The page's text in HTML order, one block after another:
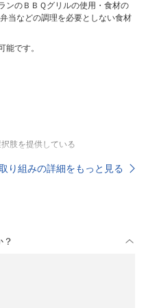
ンのＢＢＱグリルの使用・食材の
当などの調理を必要としない食材
能です。
肢を提供している
り組みの詳細をもっと見る